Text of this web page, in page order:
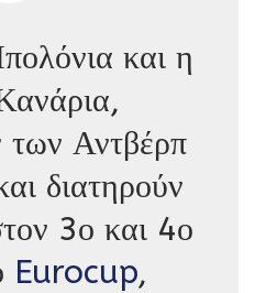
και η
των Αντβέρπ
διατηρούν
3ο και 4ο
Eurocup,